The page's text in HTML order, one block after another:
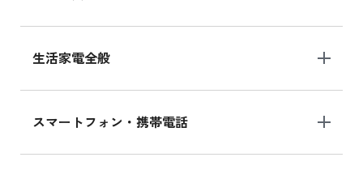
生活家電全般
スマートフォン・携帯電話